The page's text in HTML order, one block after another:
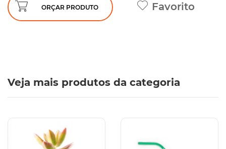
ORÇAR PRODUTO Favorito
Veja mais produtos da categoria